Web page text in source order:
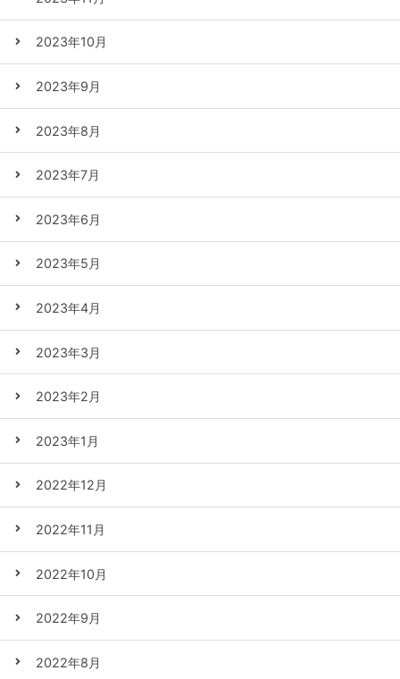
2023年10月
2023年9月
2023年8月
2023年7月
2023年6月
2023年5月
2023年4月
2023年3月
2023年2月
2023年1月
2022年12月
2022年11月
2022年10月
2022年9月
2022年8月